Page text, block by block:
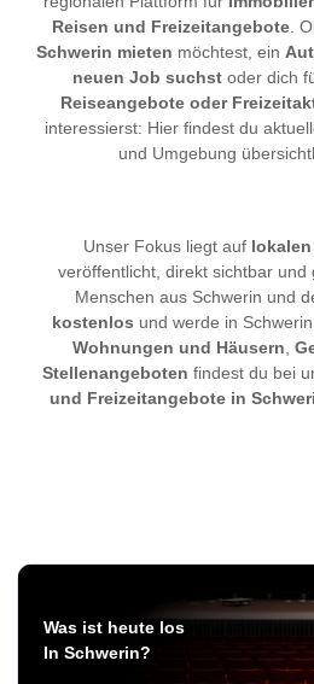
Reisen und Freizeitangebote.
Schwerin mieten möchtest, ein
neuen Job suchst oder dich
Reiseangebote oder
interessierst: Hier findest du
und Umgebung
Unser Fokus liegt auf
veröffentlicht, direkt sichtbar
Menschen aus Schwerin und
kostenlos und werde in Schwerin
Wohnungen und Häusern,
Stellenangeboten findest du bei
und Freizeitangebote in
Was ist heute los
In Schwerin?